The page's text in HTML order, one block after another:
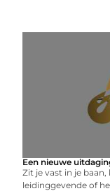
Een nieuwe
Zit je vast in je
leidinggevende of